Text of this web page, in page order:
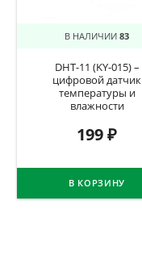
В НАЛИЧИИ 83
DHT-11 (KY-015) –
цифровой датчик
температуры и
влажности
199₽
В КОРЗИНУ